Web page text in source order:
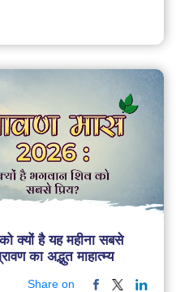
क्यों है यह महीना सबसे
का अद्भुत माहात्म्य
Share on